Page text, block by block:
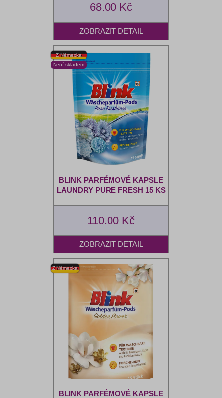
68.00 Kč
BLINK PARFÉMOVÉ KAPSLE
LAUNDRY PURE FRESH 15 KS
110.00 Kč
BLINK PARFÉMOVÉ KAPSLE